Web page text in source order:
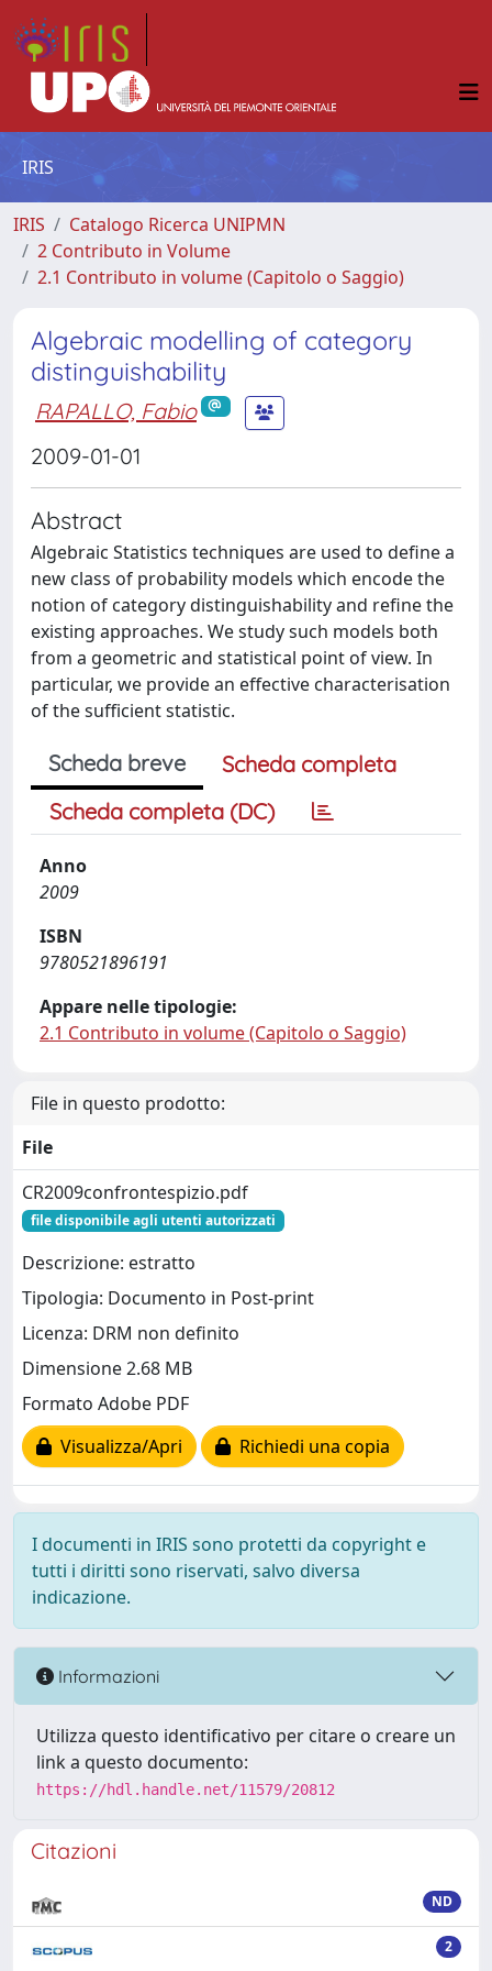
IRIS
IRIS
Catalogo Ricerca UNIPMN
2 Contributo in Volume
2.1 Contributo in volume (Capitolo o Saggio)
Algebraic modelling of category
distinguishability
RAPALLO, Fabio
2009-01-01
Abstract
Algebraic Statistics techniques are used to define a
new class of probability models which encode the
notion of category distinguishability and refine the
existing approaches. We study such models both
from a geometric and statistical point of view. In
particular, we provide an effective characterisation
of the sufficient statistic.
Scheda breve
Scheda completa
Scheda completa (DC)
Anno
2009
ISBN
9780521896191
Appare nelle tipologie:
2.1 Contributo in volume (Capitolo o Saggio)
File in questo prodotto:
File
CR2009confrontespizio.pdf
file disponibile agli utenti autorizzati
Descrizione: estratto
Tipologia: Documento in Post-print
Licenza: DRM non definito
Dimensione 2.68 MB
Formato Adobe PDF
Visualizza/Apri
Richiedi una copia
I documenti in IRIS sono protetti da copyright e
tutti i diritti sono riservati, salvo diversa
indicazione.
Informazioni
Utilizza questo identificativo per citare o creare un
link a questo documento:
https://hdl.handle.net/11579/20812
Citazioni
ND
2